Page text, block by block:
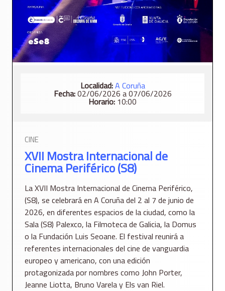
Localidad:A Coruña
Fecha:02/06/2026 a 07/06/2026
Horario: 10:00
CINE
XVII Mostra Internacional de
Cinema Periférico (S8)
La XVII Mostra Internacional de Cinema Periférico,
(S8), se celebrará en A Coruña del 2 al 7 de junio de
2026, en diferentes espacios de la ciudad, como la
Sala (S8) Palexco, la Filmoteca de Galicia, la Domus
o la Fundación Luis Seoane. El festival reunirá a
referentes internacionales del cine de vanguardia
europeo y americano, con una edición
protagonizada por nombres como John Porter,
Jeanne Liotta, Bruno Varela y Els van Riel.